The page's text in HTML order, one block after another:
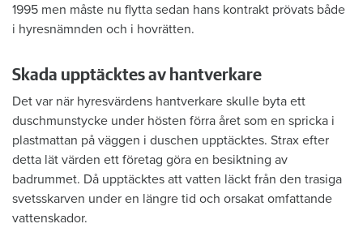
1995 men måste nu flytta sedan hans kontrakt prövats både
i hyresnämnden och i hovrätten.
Skada upptäcktes av hantverkare
Det var när hyresvärdens hantverkare skulle byta ett
duschmunstycke under hösten förra året som en spricka i
plastmattan på väggen i duschen upptäcktes. Strax efter
detta lät värden ett företag göra en besiktning av
badrummet. Då upptäcktes att vatten läckt från den trasiga
svetsskarven under en längre tid och orsakat omfattande
vattenskador.